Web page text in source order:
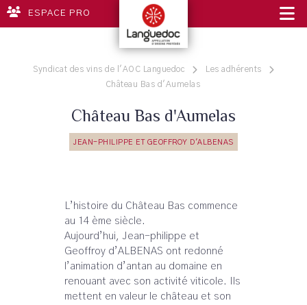
ESPACE PRO
Syndicat des vins de l'AOC Languedoc
Les adhérents
Château Bas d'Aumelas
Château Bas d'Aumelas
JEAN-PHILIPPE ET GEOFFROY D'ALBENAS
L’histoire du Château Bas commence
au 14 ème siècle.
Aujourd’hui, Jean-philippe et
Geoffroy d’ALBENAS ont redonné
l’animation d’antan au domaine en
renouant avec son activité viticole. Ils
mettent en valeur le château et son